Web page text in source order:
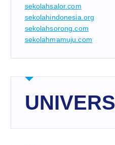
sekolahsalor.com
sekolahindonesia.org
sekolahsorong.com
sekolahmamuju.com